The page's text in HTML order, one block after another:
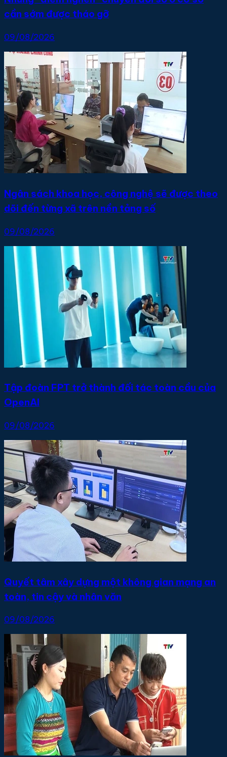
cần sớm được tháo gỡ
09/08/2026
Ngân sách khoa học, công nghệ sẽ được theo
dõi đến từng xã trên nền tảng số
09/08/2026
Tập đoàn FPT trở thành đối tác toàn cầu của
OpenAI
09/08/2026
Quyết tâm xây dựng một không gian mạng an
toàn, tin cậy và nhân văn
09/08/2026